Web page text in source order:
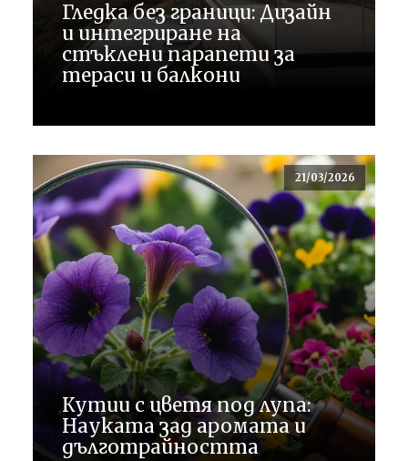
Гледка без граници: Дизайн
и интегриране на
стъклени парапети за
тераси и балкони
21/03/2026
Кутии с цветя под лупа:
Науката зад аромата и
дълготрайността